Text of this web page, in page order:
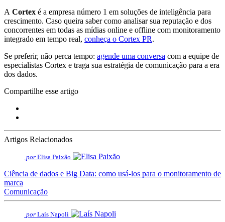
A Cortex é a empresa número 1 em soluções de inteligência para
crescimento. Caso queira saber como analisar sua reputação e dos
concorrentes em todas as mídias online e offline com monitoramento
integrado em tempo real, conheça o Cortex PR.
Se preferir, não perca tempo: agende uma conversa com a equipe de
especialistas Cortex e traga sua estratégia de comunicação para a era
dos dados.
Compartilhe esse artigo
Artigos Relacionados
por Elisa Paixão
Ciência de dados e Big Data: como usá-los para o monitoramento de
marca
Comunicação
por Laís Napoli